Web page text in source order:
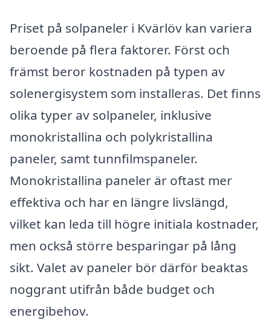
Priset på solpaneler i Kvärlöv kan variera
beroende på flera faktorer. Först och
främst beror kostnaden på typen av
solenergisystem som installeras. Det finns
olika typer av solpaneler, inklusive
monokristallina och polykristallina
paneler, samt tunnfilmspaneler.
Monokristallina paneler är oftast mer
effektiva och har en längre livslängd,
vilket kan leda till högre initiala kostnader,
men också större besparingar på lång
sikt. Valet av paneler bör därför beaktas
noggrant utifrån både budget och
energibehov.